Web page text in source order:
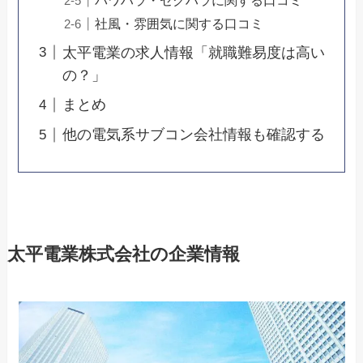
社風・雰囲気に関する口コミ
太平電業の求人情報「就職難易度は高い
の？」
まとめ
他の電気系サブコン会社情報も確認する
太平電業株式会社の企業情報